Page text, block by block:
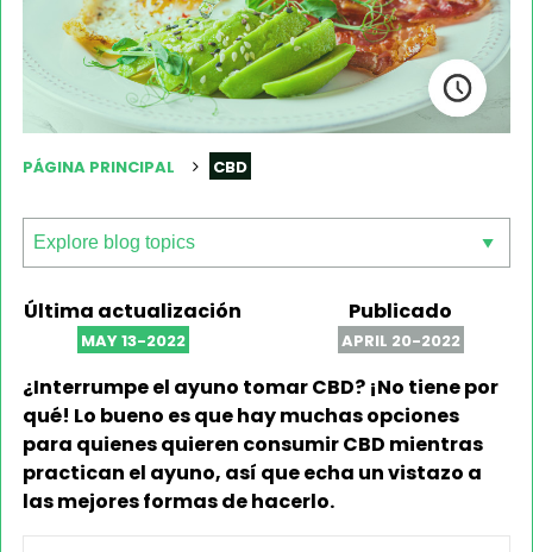
PÁGINA PRINCIPAL CBD
Última actualización
MAY 13-2022
Publicado
APRIL 20-2022
¿Interrumpe el ayuno tomar CBD? ¡No tiene por
qué! Lo bueno es que hay muchas opciones
para quienes quieren consumir CBD mientras
practican el ayuno, así que echa un vistazo a
las mejores formas de hacerlo.